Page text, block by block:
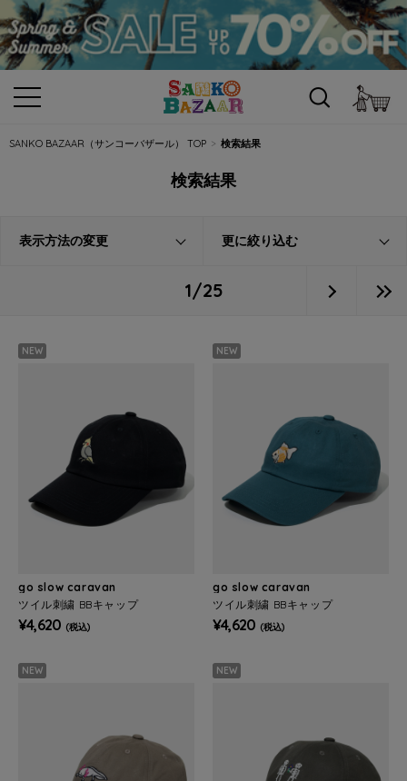
SANKO BAZAAR（サンコーバザール） TOP 検索結果
検索結果
表示方法の変更 更に絞り込む
1/25
NEW
go slow caravan
ツイル刺繍 BBキャップ
¥4,620 (税込)
NEW
go slow caravan
ツイル刺繍 BBキャップ
¥4,620 (税込)
NEW NEW